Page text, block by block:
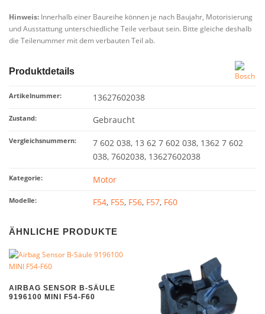
Hinweis: Innerhalb einer Baureihe können je nach Baujahr, Motorisierung
und Ausstattung unterschiedliche Teile verbaut sein. Bitte gleiche deshalb
die Teilenummer mit dem verbauten Teil ab.
Produktdetails
Artikelnummer: 13627602038
Zustand: Gebraucht
Vergleichsnummern:
7 602 038, 13 62 7 602 038, 1362 7 602
038, 7602038, 13627602038
Kategorie: Motor
Modelle: F54, F55, F56, F57, F60
ÄHNLICHE PRODUKTE
AIRBAG SENSOR B-SÄULE
9196100 MINI F54-F60